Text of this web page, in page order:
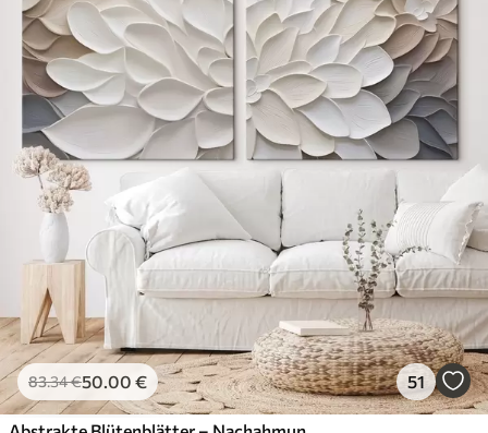
83.34€50.00 € 51